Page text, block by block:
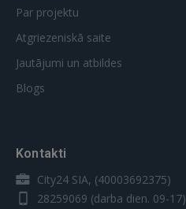
Par projektu
Atgriezeniskā saite
Jautājumi un atbildes
Blogs
Kontakti
City24 SIA, (40003692375)
28259069 (darba dien. 09-17)